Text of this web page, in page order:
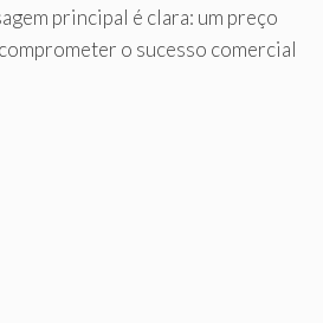
principal é clara: um preço
o sucesso comercial